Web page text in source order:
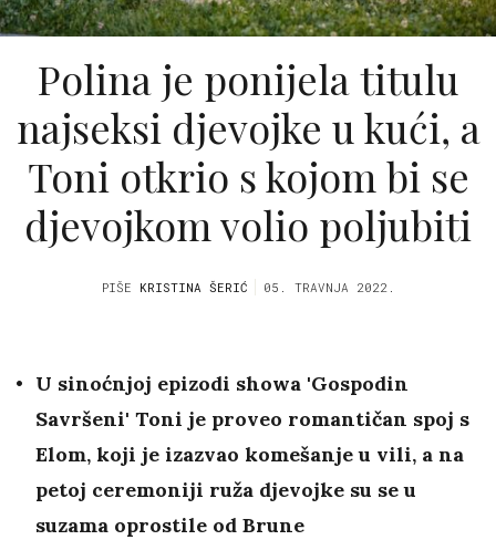
Polina je ponijela titulu
najseksi djevojke u kući, a
Toni otkrio s kojom bi se
djevojkom volio poljubiti
PIŠE KRISTINA ŠERIĆ 05. TRAVNJA 2022.
U sinoćnjoj epizodi showa 'Gospodin
Savršeni' Toni je proveo romantičan spoj s
Elom, koji je izazvao komešanje u vili, a na
petoj ceremoniji ruža djevojke su se u
suzama oprostile od Brune